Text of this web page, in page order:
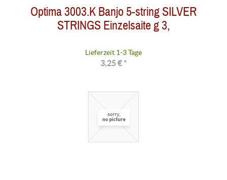
Optima 3003.K Banjo 5-string SILVER
STRINGS Einzelsaite g 3,
Lieferzeit 1-3 Tage
3,25 € *